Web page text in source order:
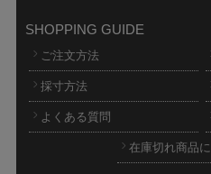
SHOPPING GUIDE
ご注文方法
採寸方法
よくある質問
在庫切れ商品